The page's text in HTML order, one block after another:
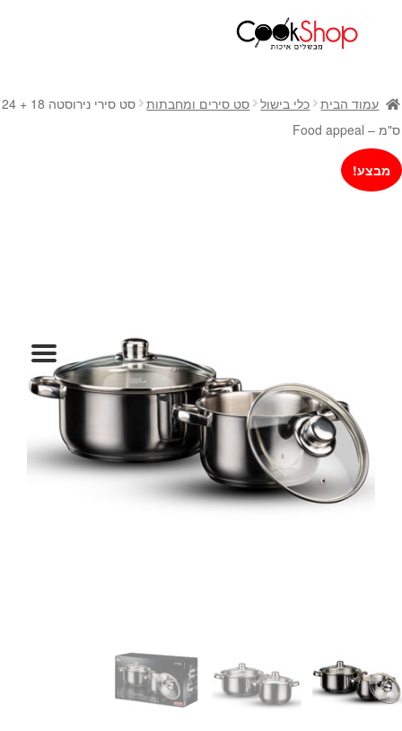
חנות
כלי בישול
סירים
מחבתות
כלי הגשה ואירוח
כלי בית
המותגים שלנו
חגים
מתנות לחנוכת בית
מתנות למטבח
מתכונים שלכם
עמוד הבית כלי בישול סט סירים ומחבתות
סט סירי נירוסטה 18 + 24
ס"מ – Food appeal
מבצע!